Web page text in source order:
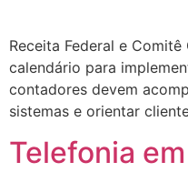
Receita Federal e
calendário para
contadores devem
sistemas e orientar
Telefonia